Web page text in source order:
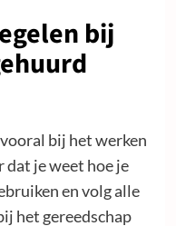
bij
bij het werken
dat je weet hoe je
en volg alle
het gereedschap